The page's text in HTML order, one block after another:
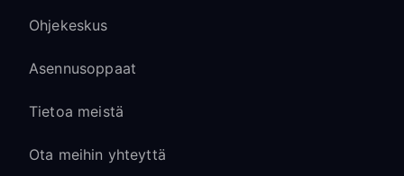
Ohjekeskus
Asennusoppaat
Tietoa meistä
Ota meihin yhteyttä